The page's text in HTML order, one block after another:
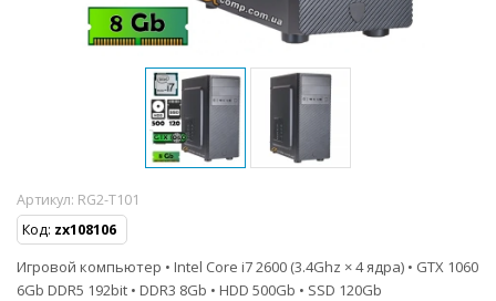
Артикул: RG2-T101
Код: zx108106
Игровой компьютер • Intel Core i7 2600 (3.4Ghz × 4 ядра) • GTX 1060
6Gb DDR5 192bit • DDR3 8Gb • HDD 500Gb • SSD 120Gb